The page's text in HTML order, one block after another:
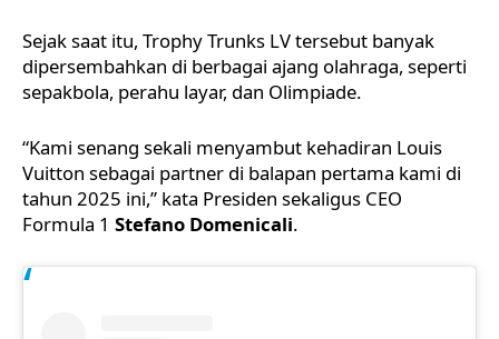
Sejak saat itu, Trophy Trunks LV tersebut banyak
dipersembahkan di berbagai ajang olahraga, seperti
sepakbola, perahu layar, dan Olimpiade.
“Kami senang sekali menyambut kehadiran Louis
Vuitton sebagai partner di balapan pertama kami di
tahun 2025 ini,” kata Presiden sekaligus CEO
Formula 1 Stefano Domenicali.